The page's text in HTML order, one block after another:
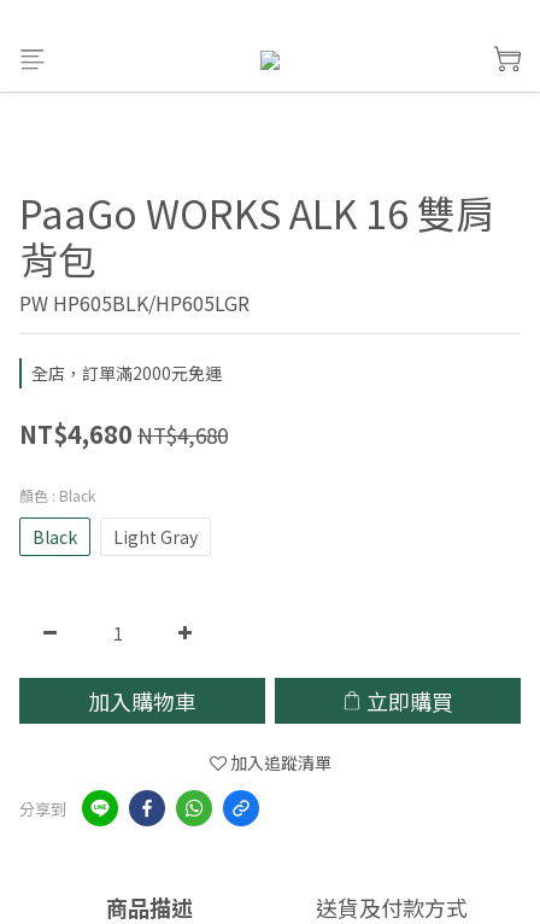
PaaGo WORKS ALK 16 雙肩
背包
PW HP605BLK/HP605LGR
全店，訂單滿2000元免運
NT$4,680 NT$4,680
顏色 : Black
Black Light Gray
加入購物車 立即購買
加入追蹤清單
分享到
商品描述 送貨及付款方式